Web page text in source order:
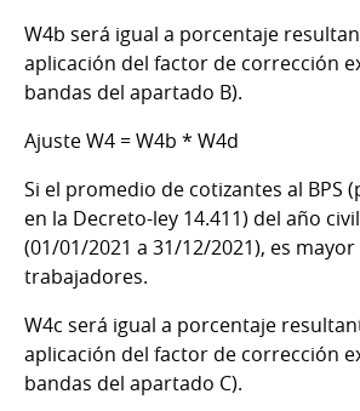
W4b será igual a porcentaje
aplicación del factor de corrección
bandas del apartado B).
Ajuste W4 = W4b * W4d
Si el promedio de cotizantes al BPS
en la Decreto-ley 14.411) del año
(01/01/2021 a 31/12/2021), es mayor
trabajadores.
W4c será igual a porcentaje
aplicación del factor de corrección
bandas del apartado C).